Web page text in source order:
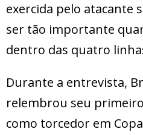
exercida pelo atacante
ser tão importante
dentro das quatro
Durante a entrevista,
relembrou seu
como torcedor em